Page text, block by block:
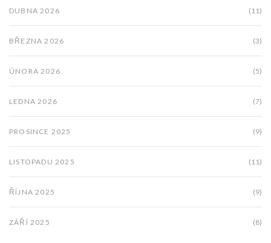
DUBNA 2026 (11)
BŘEZNA 2026 (3)
ÚNORA 2026 (5)
LEDNA 2026 (7)
PROSINCE 2025 (9)
LISTOPADU 2025 (11)
ŘÍJNA 2025 (9)
ZÁŘÍ 2025 (8)